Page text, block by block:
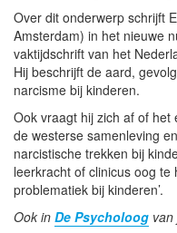
Over dit onderwerp schrijft
Amsterdam) in het nieuwe
vaktijdschrift van het
Hij beschrijft de aard,
narcisme bij kinderen.
Ook vraagt hij zich af of
de westerse samenleving
narcistische trekken bij
leerkracht of clinicus oog
problematiek bij kinderen’.
Ook in De Psycholoog